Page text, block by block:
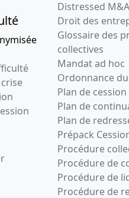
devient unipersonnelle
Acte, Procès-verbal
d'assemblée
extraordinaire,
Statuts mis à jour
Sté pluripersonnelle
devient unipersonnelle
Acte, Procès-verbal
d'assemblée
extraordinaire,
Statuts mis à jour
Distressed M&A
Droit des
Glossaire des
collectives
Mandat ad hoc
Ordonnance
Plan de cession
Plan de
Plan de
Prépack
Procédure
Procédure de
Procédure de
Procédure de